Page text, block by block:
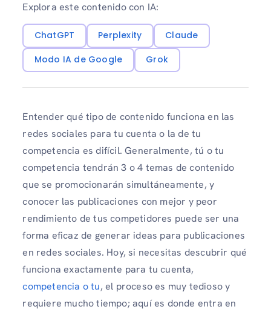
Explora este contenido con IA:
ChatGPT Perplexity
Claude
Modo IA de Google
Grok
Entender qué tipo de contenido funciona en las
redes sociales para tu cuenta o la de tu
competencia es difícil. Generalmente, tú o tu
competencia tendrán 3 o 4 temas de contenido
que se promocionarán simultáneamente, y
conocer las publicaciones con mejor y peor
rendimiento de tus competidores puede ser una
forma eficaz de generar ideas para publicaciones
en redes sociales. Hoy, si necesitas descubrir qué
funciona exactamente para tu cuenta,
competencia o tu, el proceso es muy tedioso y
requiere mucho tiempo; aquí es donde entra en